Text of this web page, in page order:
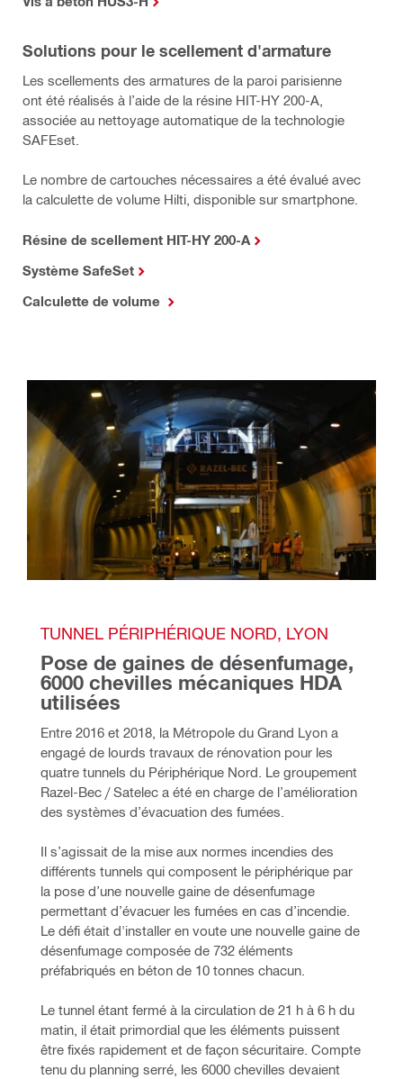
Solutions pour le scellement d'armature
Les scellements des armatures de la paroi parisienne
ont été réalisés à l’aide de la résine HIT-HY 200-A,
associée au nettoyage automatique de la technologie
SAFEset.
Le nombre de cartouches nécessaires a été évalué avec
la calculette de volume Hilti, disponible sur smartphone.
Résine de scellement HIT-HY 200-A
Système SafeSet
Calculette de volume
TUNNEL PÉRIPHÉRIQUE NORD, LYON
Pose de gaines de désenfumage,
6000 chevilles mécaniques HDA
utilisées
Entre 2016 et 2018, la Métropole du Grand Lyon a
engagé de lourds travaux de rénovation pour les
quatre tunnels du Périphérique Nord. Le groupement
Razel-Bec / Satelec a été en charge de l’amélioration
des systèmes d’évacuation des fumées.
Il s’agissait de la mise aux normes incendies des
différents tunnels qui composent le périphérique par
la pose d’une nouvelle gaine de désenfumage
permettant d’évacuer les fumées en cas d’incendie.
Le défi était d'installer en voute une nouvelle gaine de
désenfumage composée de 732 éléments
préfabriqués en béton de 10 tonnes chacun.
Le tunnel étant fermé à la circulation de 21 h à 6 h du
matin, il était primordial que les éléments puissent
être fixés rapidement et de façon sécuritaire. Compte
tenu du planning serré, les 6000 chevilles devaient